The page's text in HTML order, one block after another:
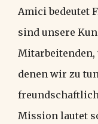
Amici bedeutet
sind unsere
denen wir zu
Mission lautet